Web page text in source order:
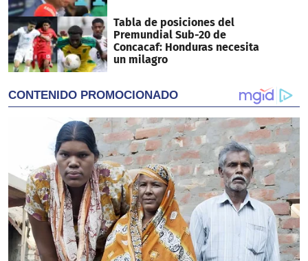
Tabla de posiciones del
Premundial Sub-20 de
Concacaf: Honduras necesita
un milagro